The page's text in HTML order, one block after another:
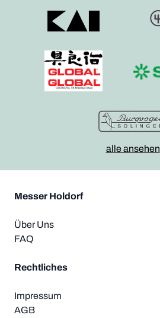
alle ansehen
Messer Holdorf
Über Uns
FAQ
Rechtliches
Impressum
AGB